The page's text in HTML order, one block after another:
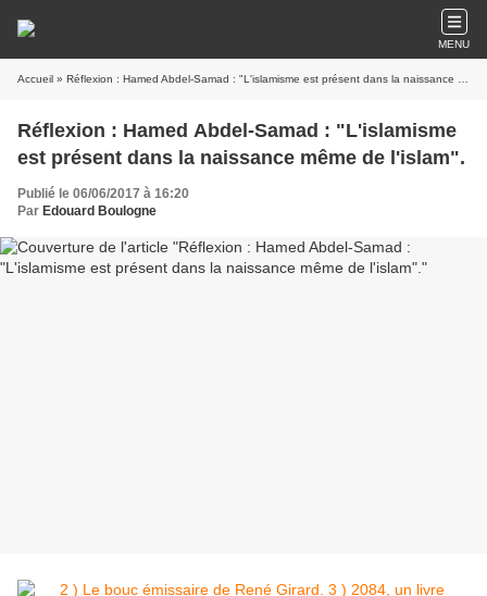
MENU
Accueil » Réflexion : Hamed Abdel-Samad : "L'islamisme est présent dans la naissance même de l'islam".
Réflexion : Hamed Abdel-Samad : "L'islamisme
est présent dans la naissance même de l'islam".
Publié le 06/06/2017 à 16:20
Par Edouard Boulogne